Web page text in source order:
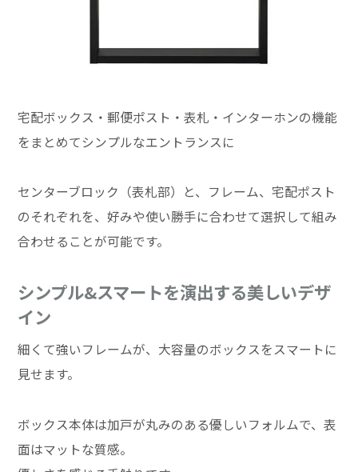
宅配ボックス・郵便ポスト・表札・インターホンの機能
をまとめてシンプルなエントランスに
センターブロック（表札部）と、フレーム、宅配ポスト
のそれぞれを、好みや使い勝手に合わせて選択して組み
合わせることが可能です。
シンプル&スマートを演出する美しいデザ
イン
細くて強いフレームが、大容量のボックスをスマートに
見せます。
ボックス本体は加戸が丸みのある優しいフォルムで、表
面はマットな質感。